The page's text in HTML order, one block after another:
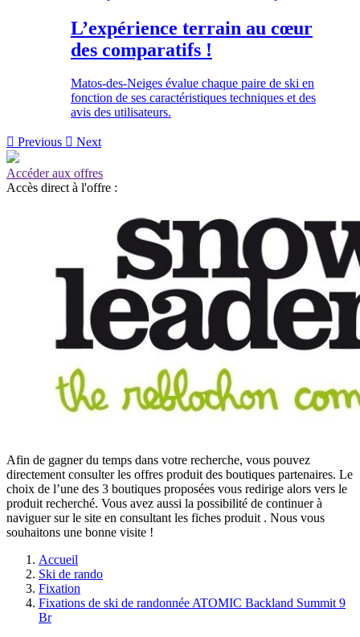
L’expérience terrain au cœur
des comparatifs !
Matos-des-Neiges évalue chaque paire de ski en
fonction de ses caractéristiques techniques et des
avis des utilisateurs.
 Previous  Next
Accéder aux offres
Accès direct à l'offre :
Afin de gagner du temps dans votre recherche, vous pouvez
directement consulter les offres produit des boutiques partenaires. Le
choix de l’une des 3 boutiques proposées vous redirige alors vers le
produit recherché. Vous avez aussi la possibilité de continuer à
naviguer sur le site en consultant les fiches produit . Nous vous
souhaitons une bonne visite !
Accueil
Ski de rando
Fixation
Fixations de ski de randonnée ATOMIC Backland Summit 9
Br